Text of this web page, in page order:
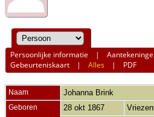
Persoonlijke informatie |
Gebeurteniskaart |Alles | PDF
Naam Johanna Brink
Geboren 28 okt 1867